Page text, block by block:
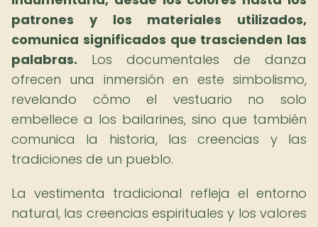
patrones y los materiales utilizados,
comunica significados que trascienden las
palabras. Los documentales de danza
ofrecen una inmersión en este simbolismo,
revelando cómo el vestuario no solo
embellece a los bailarines, sino que también
comunica la historia, las creencias y las
tradiciones de un pueblo.
La vestimenta tradicional refleja el entorno
natural, las creencias espirituales y los valores